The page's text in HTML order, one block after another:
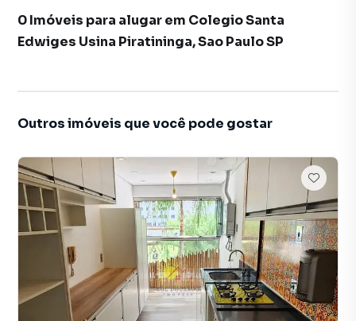
0 Imóveis para alugar em Colegio Santa
Edwiges Usina Piratininga, Sao Paulo SP
Outros imóveis que você pode gostar